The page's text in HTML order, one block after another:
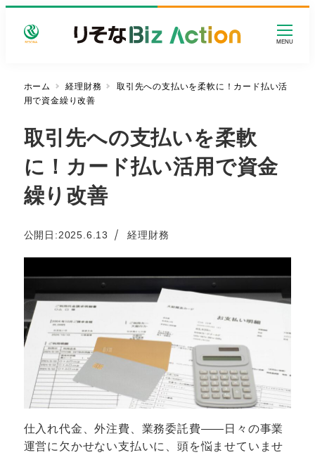
MENU
ホーム 経理財務
取引先への支払いを柔軟に！カード払い活
用で資金繰り改善
取引先への支払いを柔軟
に！カード払い活用で資金
繰り改善
公開日:
投稿日
2025.6.13 カテゴリー
経理財務
仕入れ代金、外注費、業務委託費――日々の事業
運営に欠かせない支払いに、頭を悩ませていませ